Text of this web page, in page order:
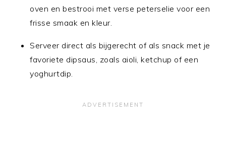
oven en bestrooi met verse peterselie voor een
frisse smaak en kleur.
Serveer direct als bijgerecht of als snack met je
favoriete dipsaus, zoals aioli, ketchup of een
yoghurtdip.